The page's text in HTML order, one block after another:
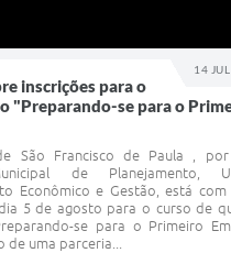
14
inscrições para o
"Preparando-se para o
São Francisco de Paula ,
de Planejamento,
Econômico e Gestão, está com
5 de agosto para o curso de
se para o Primeiro
uma parceria...